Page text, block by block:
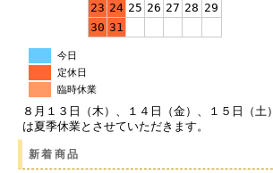
23 24 25 26 27 28 29
30 31
今日
定休日
臨時休業
８月１３日（木）、１４日（金）、１５日（土）
は夏季休業とさせていただきます。
新着商品